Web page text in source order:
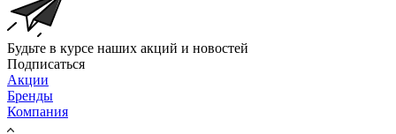
Будьте в курсе наших акций и новостей
Подписаться
Акции
Бренды
Компания